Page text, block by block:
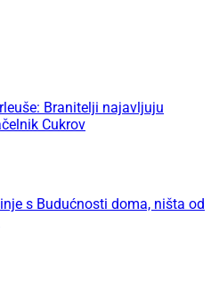
Branitelji najavljuju
Cukrov
s Budućnosti doma, ništa od